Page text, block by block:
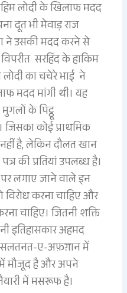
लोदी के खिलाफ मदद
दूत भी मेवाड़ राज
ने उसकी मदद करने से
सरहिंद के हाकिम
लोदी का चचेरे भाई ने
मदद मांगी थी। यह
के पिट्ठू
जिसका कोई प्राथमिक
है, लेकिन दौलत खान
की प्रतियां उपलब्ध है।
लगाए जाने वाले इन
करना चाहिए और
चाहिए। जितनी शक्ति
इतिहासकार अहमद
सलतनत-ए-अफ़ग़ान में
मौजूद है और अपने
में मसरूफ है।